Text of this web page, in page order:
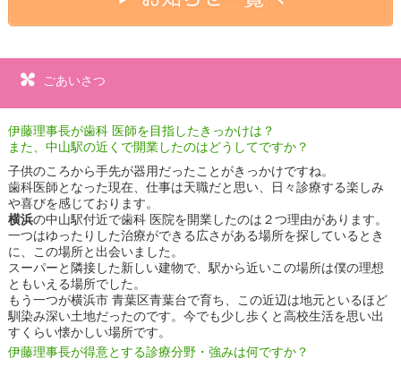
ごあいさつ
伊藤理事長が歯科 医師を目指したきっかけは？
また、中山駅の近くで開業したのはどうしてですか？
子供のころから手先が器用だったことがきっかけですね。
歯科医師となった現在、仕事は天職だと思い、日々診療する楽しみ
や喜びを感じております。
横浜の中山駅付近で歯科 医院を開業したのは２つ理由があります。
一つはゆったりした治療ができる広さがある場所を探しているとき
に、この場所と出会いました。
スーパーと隣接した新しい建物で、駅から近いこの場所は僕の理想
ともいえる場所でした。
もう一つが横浜市 青葉区青葉台で育ち、この近辺は地元といるほど
馴染み深い土地だったのです。今でも少し歩くと高校生活を思い出
すくらい懐かしい場所です。
伊藤理事長が得意とする診療分野・強みは何ですか？